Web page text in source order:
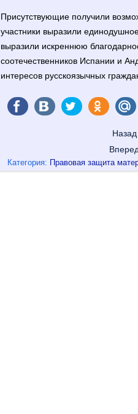
Присутствующие получили
участники выразили
выразили искреннюю
соотечественников Испании и
интересов русскоязычных
Назад
Вперед
Категория: Правовая защита